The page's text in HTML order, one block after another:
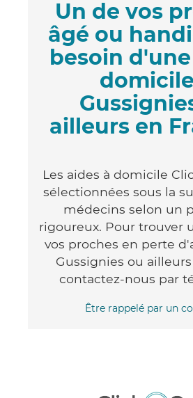
Un de vos
âgé ou
besoin
ailleurs en
Les aides à domicile
sélectionnées sous la
médecins selon un
rigoureux. Pour trouver
vos proches en perte
Gussignies ou
contactez-nous par
Être rappelé par un